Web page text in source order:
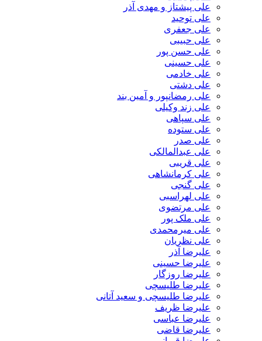
علی پیشتاز و مهدی آذر
علی توحید
علی جعفری
علی حبیبی
علی حسن پور
علی حسینی
علی خادمی
علی دشتی
علی رمضانپور و آمین بند
علی زند وکیلی
علی سپاهی
علی ستوده
علی صدر
علی عبدالمالکی
علی قریبی
علی کرمانشاهی
علی گنجی
علی لهراسبی
علی مرتضوی
علی ملک پور
علی میرمحمدی
علی نظریان
علیرضا آذر
علیرضا حسینی
علیرضا روزگار
علیرضا طلیسچی
علیرضا طلیسچی و سعید آتانی
علیرضا ظریف
علیرضا عباسی
علیرضا قاضی